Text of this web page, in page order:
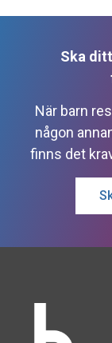
Ska
När barn
någon
finns det